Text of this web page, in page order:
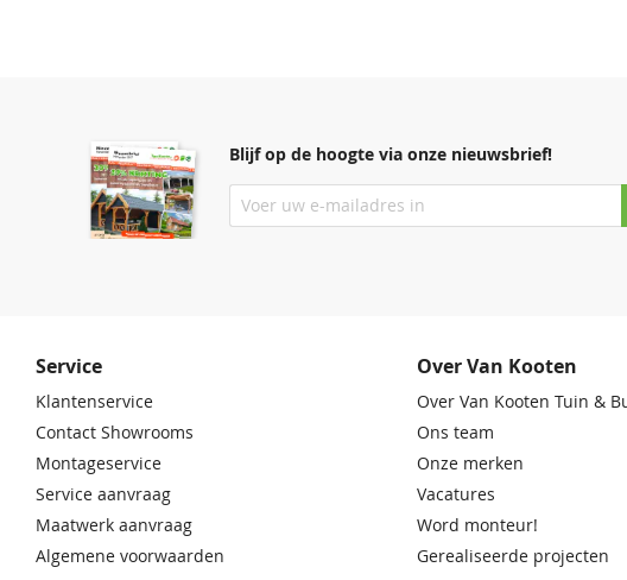
Blijf op de hoogte via onze nieuwsbrief!
Service
Klantenservice
Contact Showrooms
Montageservice
Service aanvraag
Maatwerk aanvraag
Algemene voorwaarden
Over Van Kooten
Over Van Kooten Tuin &
Ons team
Onze merken
Vacatures
Word monteur!
Gerealiseerde projecten